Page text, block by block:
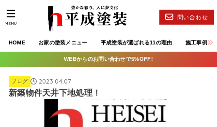
HOME お家の塗装メニュー 平成塗装が選ばれる11の理由 施工事例
問い合わせ
MENU
WEBからのお問い合わせで5%OFF!
ブログ 2023.04.07
新築物件天井下地処理！